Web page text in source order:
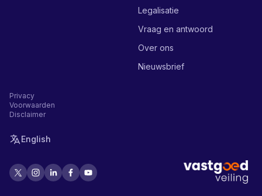
Legalisatie
Vraag en antwoord
Over ons
Nieuwsbrief
Privacy
Voorwaarden
Disclaimer
English